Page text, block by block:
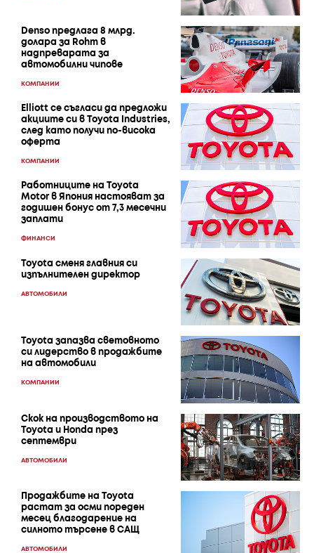
Denso предлага 8 млрд.
долара за Rohm в
надпреварата за
автомобилни чипове
КОМПАНИИ
Elliott се съгласи да предложи
акциите си в Toyota Industries,
след като получи по-висока
оферта
КОМПАНИИ
Работниците на Toyota
Motor в Япония настояват за
годишен бонус от 7,3 месечни
заплати
ФИНАНСИ
Toyota сменя главния си
изпълнителен директор
АВТОМОБИЛИ
Toyota запазва световното
си лидерство в продажбите
на автомобили
КОМПАНИИ
Скок на производството на
Toyota и Honda през
септември
АВТОМОБИЛИ
Продажбите на Toyota
растат за осми пореден
месец благодарение на
силното търсене в САЩ
АВТОМОБИЛИ